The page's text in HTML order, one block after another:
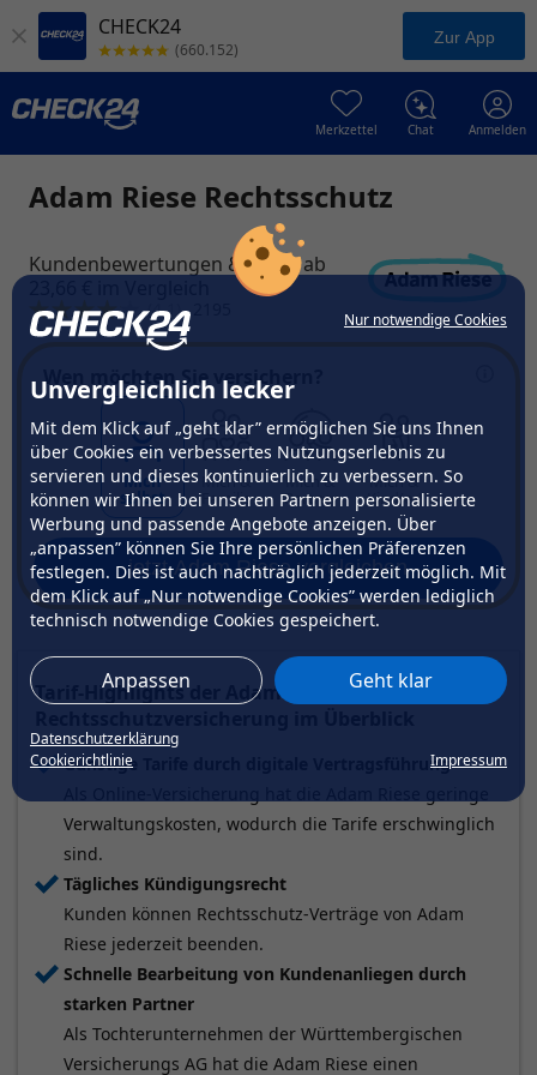
Nur notwendige Cookies
Unvergleichlich lecker
Mit dem Klick auf „geht klar” ermöglichen Sie uns Ihnen
über Cookies ein verbessertes Nutzungserlebnis zu
servieren und dieses kontinuierlich zu verbessern. So
können wir Ihnen bei unseren Partnern personalisierte
Werbung und passende Angebote anzeigen. Über
„anpassen” können Sie Ihre persönlichen Präferenzen
festlegen. Dies ist auch nachträglich jederzeit möglich. Mit
dem Klick auf „Nur notwendige Cookies” werden lediglich
technisch notwendige Cookies gespeichert.
Anpassen Geht klar
Datenschutzerklärung
Cookierichtlinie
Impressum
CHECK24
(660.152)
Zur App
Anmelden
Chat
Merkzettel
Adam Riese Rechtsschutz
(4,1)
Kundenbewertungen & Tarife ab
Wen möchten Sie versichern?
Mich
selbst
Mich &
Familie
Mich &
Partner
Mich &
Kind(er)
jetzt Adam Riese vergleichen
Tarif-Highlights der Adam Riese
Günstige Tarife durch digitale Vertragsführung
Verwaltungskosten, wodurch die Tarife erschwinglich
sind.
Tägliches Kündigungsrecht
Kunden können Rechtsschutz-Verträge von Adam
Riese jederzeit beenden.
Schnelle Bearbeitung von Kundenanliegen durch
starken Partner
Als Tochterunternehmen der Württembergischen
Versicherungs AG hat die Adam Riese einen